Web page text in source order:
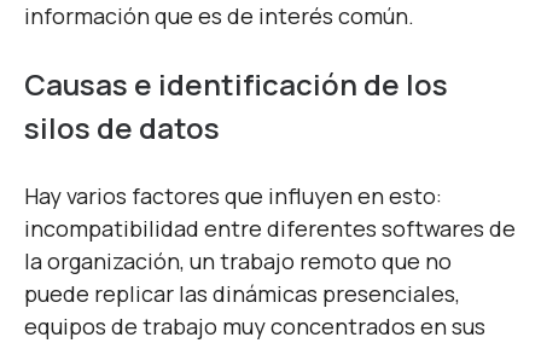
información que es de interés común.
Causas e identificación de los
silos de datos
Hay varios factores que influyen en esto:
incompatibilidad entre diferentes softwares de
la organización, un trabajo remoto que no
puede replicar las dinámicas presenciales,
equipos de trabajo muy concentrados en sus